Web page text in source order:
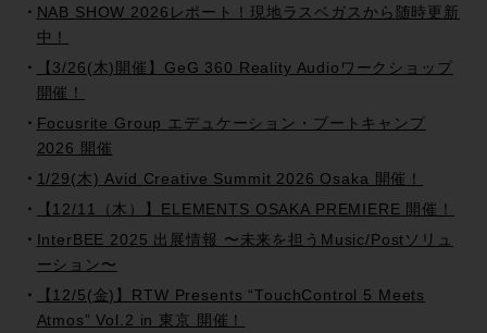
NAB SHOW 2026レポート！現地ラスベガスから随時更新
中！
【3/26(木)開催】GeG 360 Reality Audioワークショップ
開催！
Focusrite Group エデュケーション・ブートキャンプ
2026 開催
1/29(木) Avid Creative Summit 2026 Osaka 開催！
【12/11（木）】ELEMENTS OSAKA PREMIERE 開催！
InterBEE 2025 出展情報 〜未来を担うMusic/Postソリュ
ーション〜
【12/5(金)】RTW Presents “TouchControl 5 Meets
Atmos” Vol.2 in 東京 開催！